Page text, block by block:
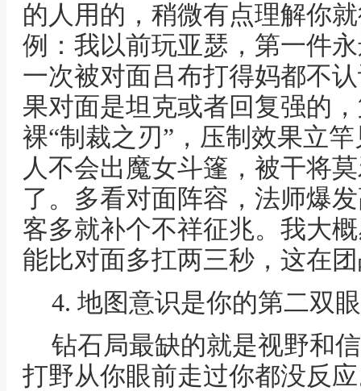
的人用的，稍微有点理解你
例：我以前玩亚瑟，第一件
一次被对面吕布打得妈都不
果对面是坦克或者回复强的
裸“制裁之刃”，压制效果立
人不会出魔女斗篷，被干将
了。多看对面阵容，法师爆
客多就补个不祥征兆。我大
能比对面多扛两三秒，这在
4. 地图意识是你的第二双
钻石局最缺的就是视野和
打野从你眼前走过你都没反